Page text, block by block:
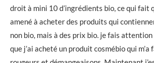
droit à mini 10 d’ingrédients bio, ce qui fait
amené à acheter des produits qui
non bio, mais à des prix bio. je fais
que j’ai acheté un produit cosmébio qui